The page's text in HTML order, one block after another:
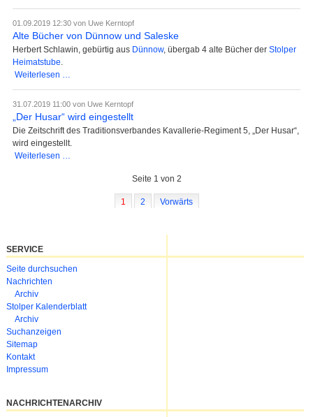
2019
01.09.2019 12:30 von Uwe Kerntopf
Alte Bücher von Dünnow und Saleske
Herbert Schlawin, gebürtig aus Dünnow, übergab 4 alte Bücher der Stolper
Heimatstube.
Weiterlesen …
Dünnow
31.07.2019 11:00 von Uwe Kerntopf
„Der Husar“ wird eingestellt
Die Zeitschrift des Traditionsverbandes Kavallerie-Regiment 5, „Der Husar“,
wird eingestellt.
Weiterlesen …
Seite 1 von 2
1 2 Vorwärts
SERVICE
Navigation
überspringen
Seite durchsuchen
Nachrichten
Archiv
Stolper Kalenderblatt
Archiv
Suchanzeigen
Sitemap
Kontakt
Impressum
NACHRICHTENARCHIV